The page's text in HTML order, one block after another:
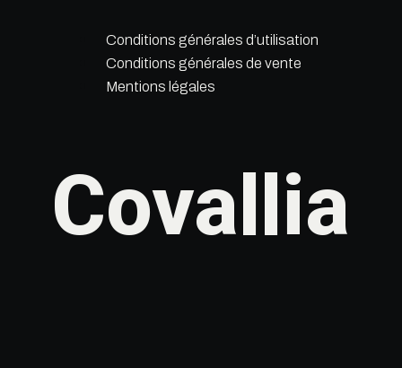
Conditions générales d’utilisation
Conditions générales de vente
Mentions légales
Covallia